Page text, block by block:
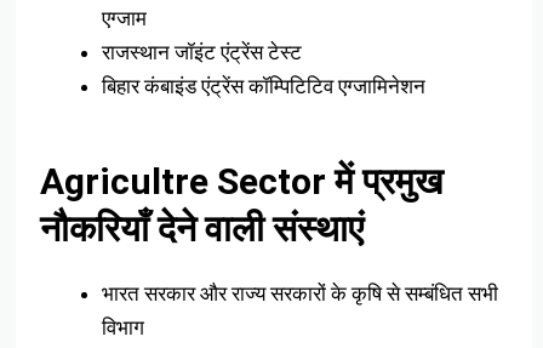
एग्जाम
राजस्थान जॉइंट एंट्रेंस टेस्ट
बिहार कंबाइंड एंट्रेंस कॉम्पिटिटिव एग्जामिनेशन
Agricultre Sector में प्रमुख
नौकरियाँ देने वाली संस्थाएं
भारत सरकार और राज्य सरकारों के कृषि से सम्बंधित सभी
विभाग